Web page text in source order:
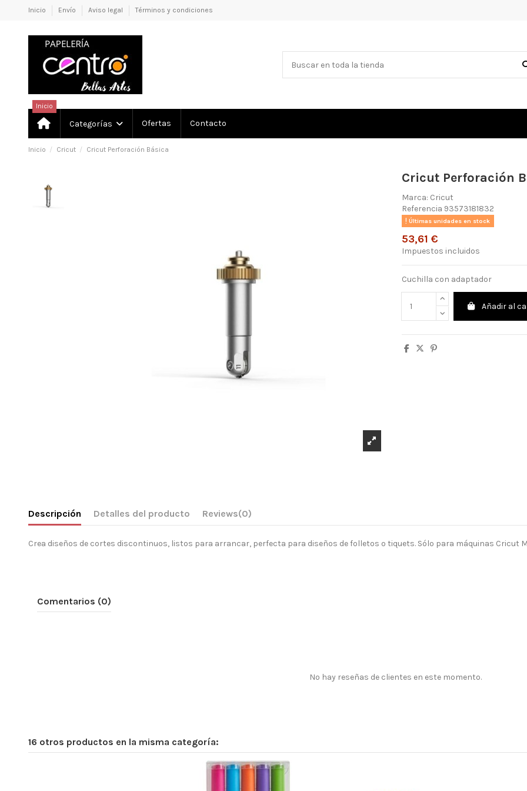
Inicio Envío Aviso legal Términos y condiciones
Inicio
Categorías Ofertas Contacto
Inicio Cricut Cricut Perforación Básica
Cricut Perforación
Marca: Cricut
Referencia 93573181832
Últimas unidades en stock
53,61 €
Impuestos incluidos
Cuchilla con adaptador
Añadir al
Descripción Detalles del producto Reviews(0)
Crea diseños de cortes discontinuos, listos para arrancar, perfecta para diseños de folletos o tiquets. Sólo para máquinas Cricut
Comentarios (0)
No hay reseñas de clientes en este momento.
16 otros productos en la misma categoría: